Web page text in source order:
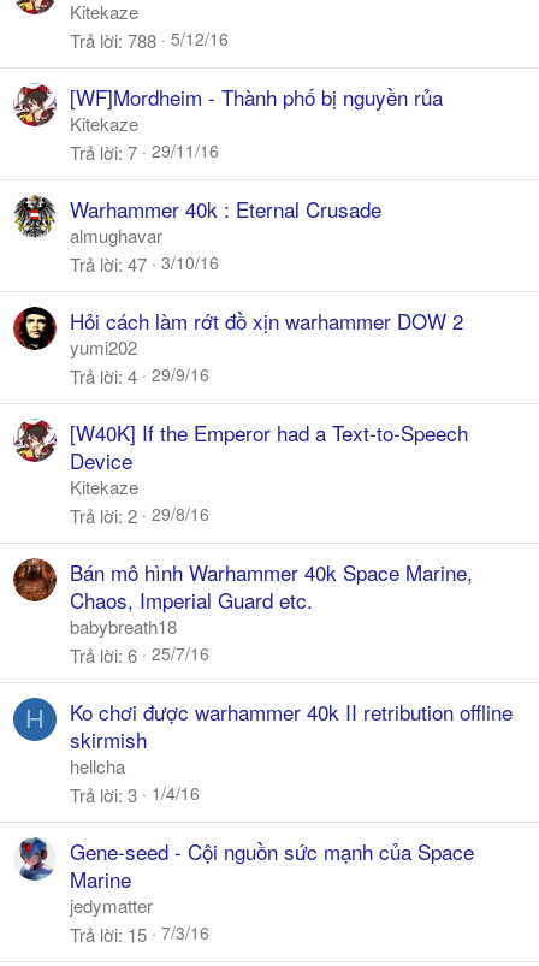
Kitekaze
Trả lời 788 5/12/16
[WF]Mordheim - Thành phố bị nguyền rủa
Kitekaze
Trả lời 7 29/11/16
Warhammer 40k : Eternal Crusade
almughavar
Trả lời 47 3/10/16
Hỏi cách làm rớt đồ xịn warhammer DOW 2
yumi202
Trả lời 4 29/9/16
[W40K] If the Emperor had a Text-to-Speech
Device
Kitekaze
Trả lời 2 29/8/16
Bán mô hình Warhammer 40k Space Marine,
Chaos, Imperial Guard etc.
babybreath18
Trả lời 6 25/7/16
H
Ko chơi được warhammer 40k II retribution offline
skirmish
hellcha
Trả lời 3 1/4/16
Gene-seed - Cội nguồn sức mạnh của Space
Marine
jedymatter
Trả lời 15 7/3/16